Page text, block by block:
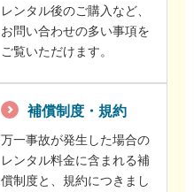
レンタル後のご購入など、
お問い合わせの多い事項を
ご覧いただけます。
補償制度・規約
万一事故が発生した場合の
レンタル料金に含まれる補
償制度と、規約につきまし